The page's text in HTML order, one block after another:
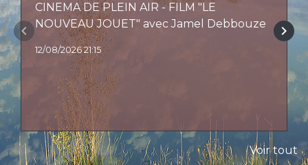
CINEMA DE PLEIN AIR - FILM "LE
NOUVEAU JOUET" avec Jamel Debbouze
12/08/2026 21:15
keyboard_arrow_left keyboard_arrow_right
Voir tout